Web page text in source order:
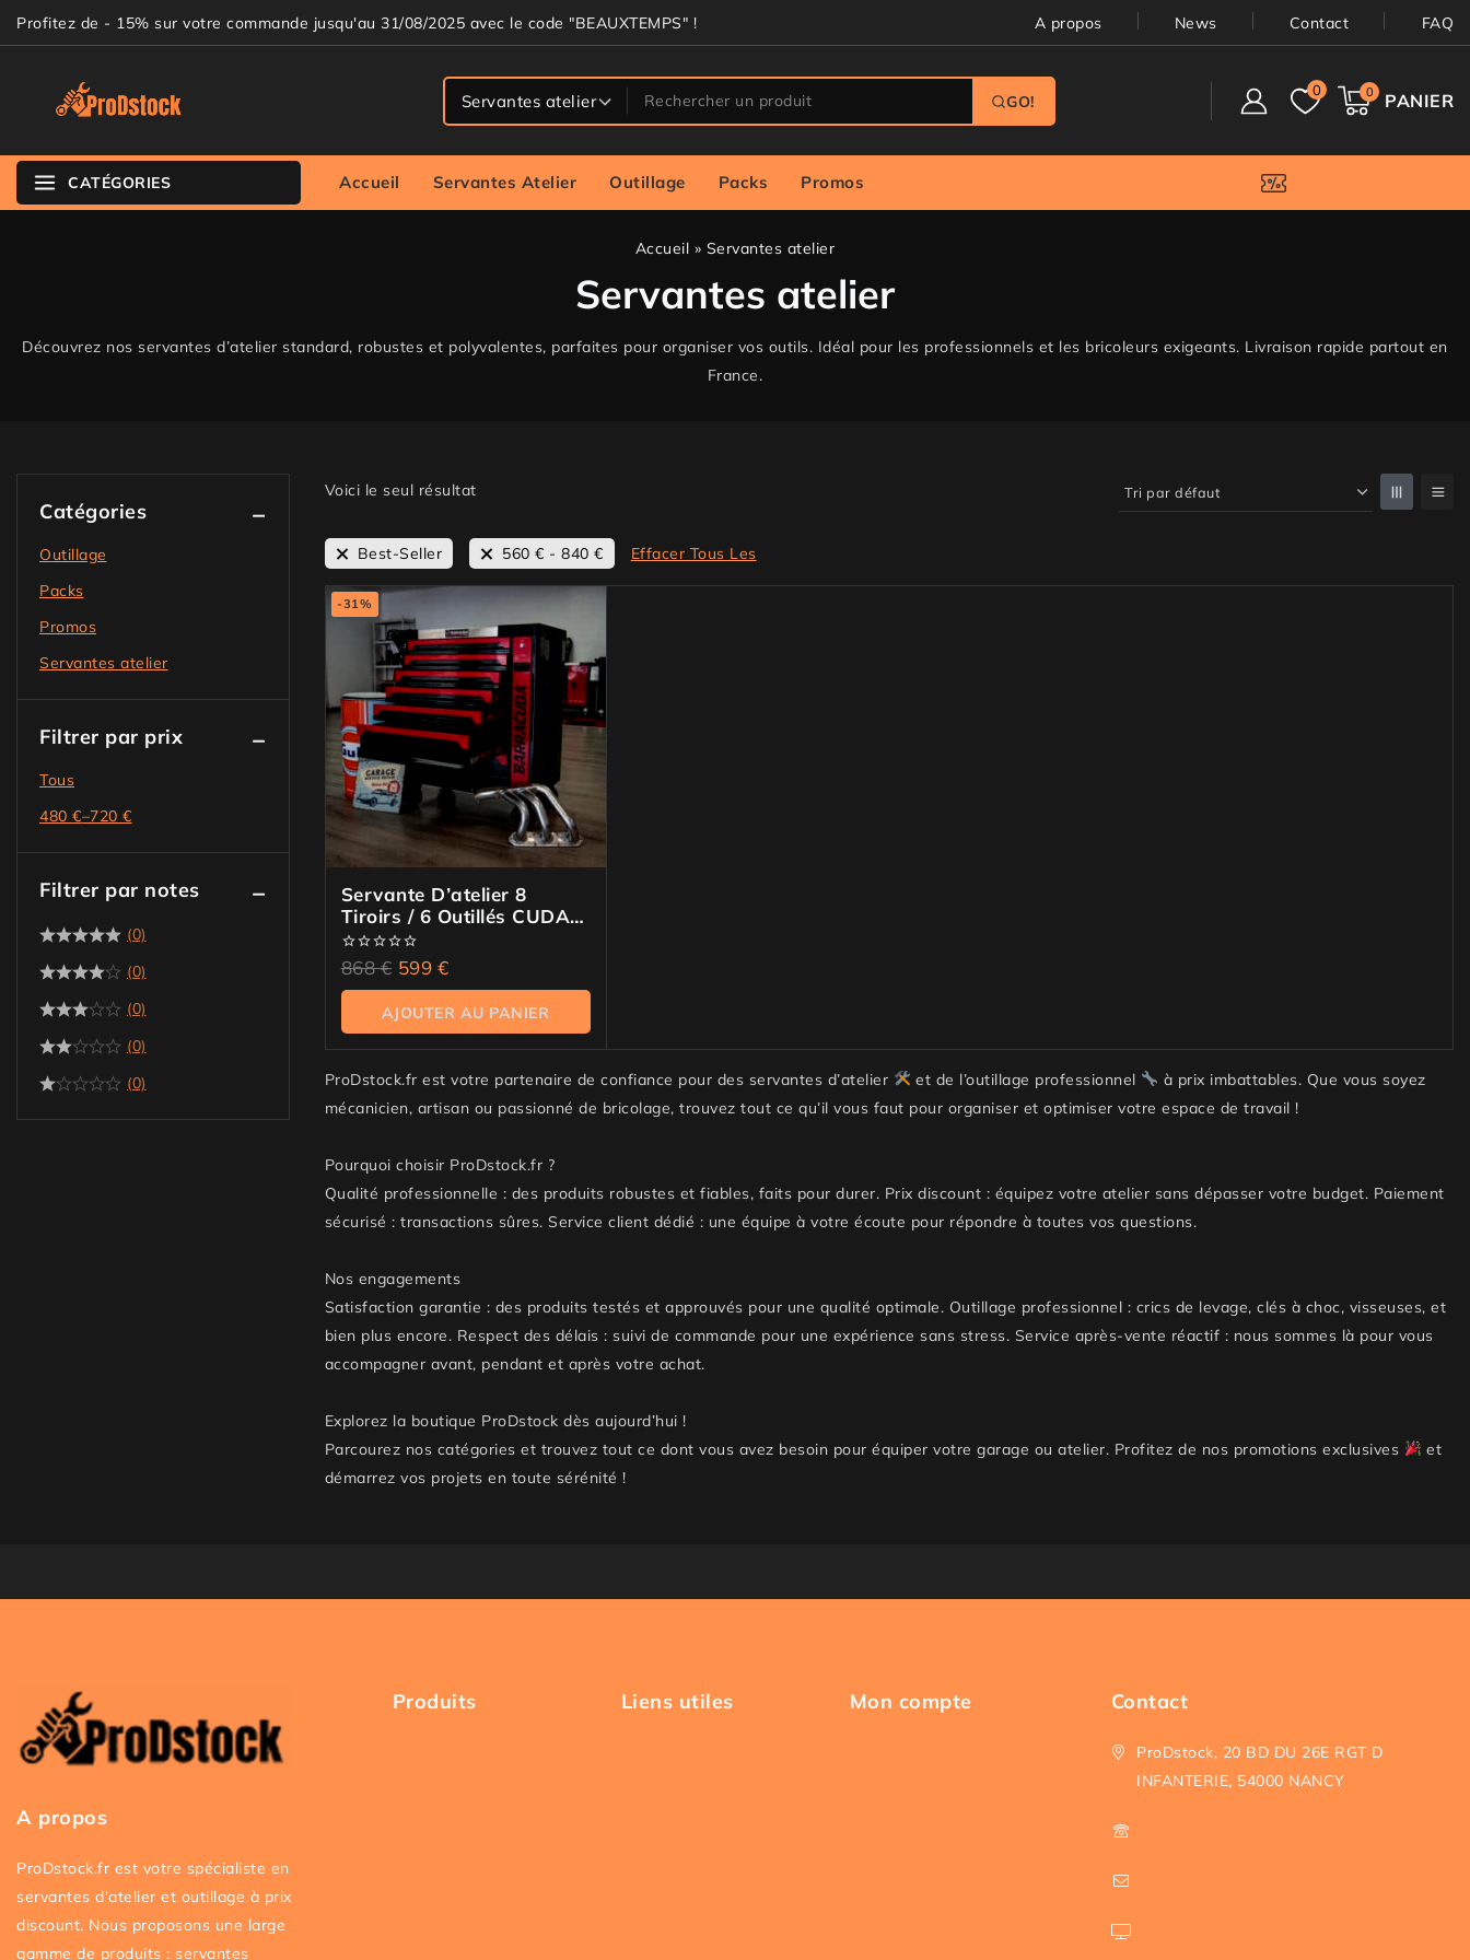
Profitez de - 15% sur votre commande jusqu'au 31/08/2025 avec le code "BEAUXTEMPS" ! A propos News Contact FAQ
GO!
0 0 PANIER
CATÉGORIES Accueil Servantes Atelier Outillage Packs Promos
Accueil » Servantes atelier
Servantes atelier
Découvrez nos servantes d’atelier standard, robustes et polyvalentes, parfaites pour organiser vos outils. Idéal pour les professionnels et les bricoleurs exigeants. Livraison rapide partout en
France.
Voici le seul résultat
Best-Seller 560€ -840€ Effacer Tous Les
-31%
Servante D’atelier 8
Tiroirs / 6 Outillés CUDA
Max
0
de
5
868€ 599 €
AJOUTER AU PANIER
ProDstock.fr est votre partenaire de confiance pour des servantes d’atelier et de l’outillage professionnel
à prix imbattables. Que vous soyez
mécanicien, artisan ou passionné de bricolage, trouvez tout ce qu’il vous faut pour organiser et optimiser votre espace de travail !
Pourquoi choisir ProDstock.fr ?
Qualité professionnelle : des produits robustes et fiables, faits pour durer. Prix discount : équipez votre atelier sans dépasser votre budget. Paiement
sécurisé : transactions sûres. Service client dédié : une équipe à votre écoute pour répondre à toutes vos questions.
Nos engagements
Satisfaction garantie : des produits testés et approuvés pour une qualité optimale. Outillage professionnel : crics de levage, clés à choc, visseuses, et
bien plus encore. Respect des délais : suivi de commande pour une expérience sans stress. Service après-vente réactif : nous sommes là pour vous
accompagner avant, pendant et après votre achat.
Explorez la boutique ProDstock dès aujourd’hui !
Parcourez nos catégories et trouvez tout ce dont vous avez besoin pour équiper votre garage ou atelier. Profitez de nos promotions exclusives
et
démarrez vos projets en toute sérénité !
Catégories
Outillage
Packs
Promos
Servantes atelier
Filtrer par prix
Tous
480 €–720 €
Filtrer par notes
(0)
(0)
(0)
(0)
(0)
A propos
ProDstock.fr est votre spécialiste en
servantes d'atelier et outillage à prix
discount. Nous proposons une large
gamme de produits : servantes
Produits Liens utiles Mon compte Contact
ProDstock, 20 BD DU 26E RGT D
INFANTERIE, 54000 NANCY